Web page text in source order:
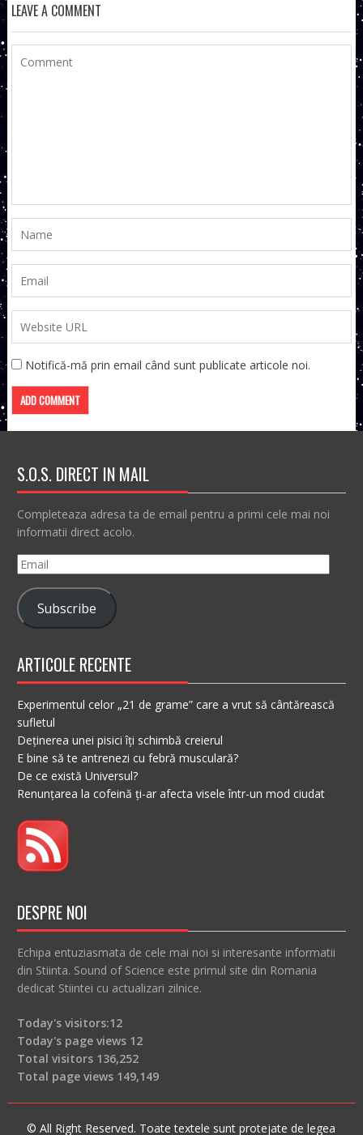
LEAVE A COMMENT
Notifică-mă prin email când sunt publicate articole noi.
S.O.S. DIRECT IN MAIL
Completeaza adresa ta de email pentru a primi cele mai noi
informatii direct acolo.
Email
Subscribe
ARTICOLE RECENTE
Experimentul celor „21 de grame” care a vrut să cântărească
sufletul
Deținerea unei pisici îți schimbă creierul
E bine să te antrenezi cu febră musculară?
De ce există Universul?
Renunțarea la cofeină ți-ar afecta visele într-un mod ciudat
DESPRE NOI
Echipa entuziasmata de cele mai noi si interesante informatii
din Stiinta. Sound of Science este primul site din Romania
dedicat Stiintei cu actualizari zilnice.
Today's visitors:12
Today's page views 12
Total visitors 136,252
Total page views 149,149
© All Right Reserved. Toate textele sunt protejate de legea